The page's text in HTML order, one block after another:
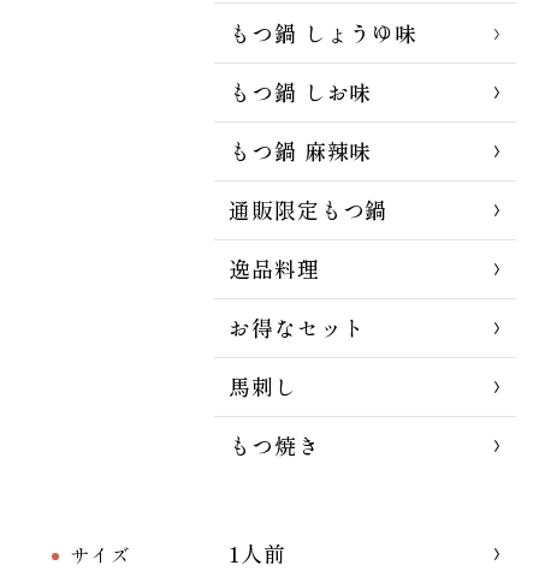
もつ鍋 しょうゆ味
もつ鍋 しお味
もつ鍋 麻辣味
通販限定もつ鍋
逸品料理
お得なセット
馬刺し
もつ焼き
サイズ
1人前